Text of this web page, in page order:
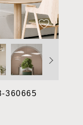
360665